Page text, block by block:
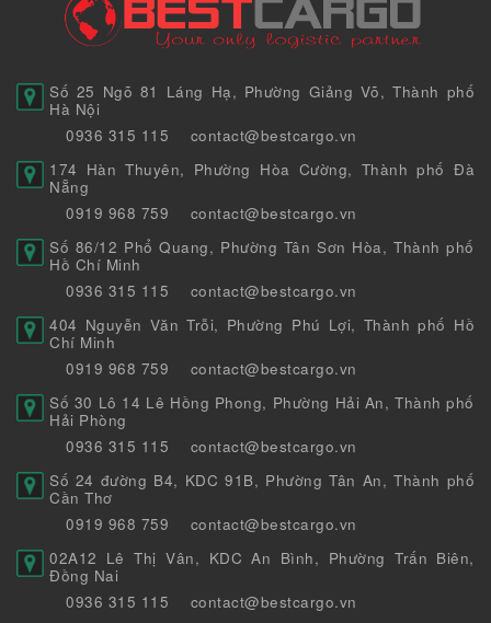
Số 25 Ngõ 81 Láng Hạ, Phường Giảng Võ, Thành phố
Hà Nội
0936 315 115
contact@bestcargo.vn
174 Hàn Thuyên, Phường Hòa Cường, Thành phố Đà
Nẵng
0919 968 759
contact@bestcargo.vn
Số 86/12 Phổ Quang, Phường Tân Sơn Hòa, Thành phố
Hồ Chí Minh
0936 315 115
contact@bestcargo.vn
404 Nguyễn Văn Trỗi, Phường Phú Lợi, Thành phố Hồ
Chí Minh
0919 968 759
contact@bestcargo.vn
Số 30 Lô 14 Lê Hồng Phong, Phường Hải An, Thành phố
Hải Phòng
0936 315 115
contact@bestcargo.vn
Số 24 đường B4, KDC 91B, Phường Tân An, Thành phố
Cần Thơ
0919 968 759
contact@bestcargo.vn
02A12 Lê Thị Vân, KDC An Bình, Phường Trấn Biên,
Đồng Nai
0936 315 115
contact@bestcargo.vn